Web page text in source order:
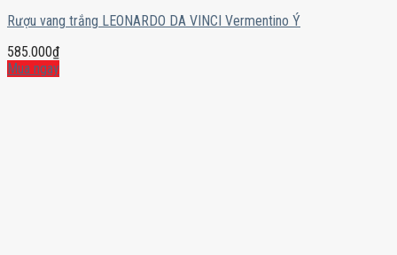
Rượu vang trắng LEONARDO DA VINCI Vermentino Ý
585.000₫
Mua ngay